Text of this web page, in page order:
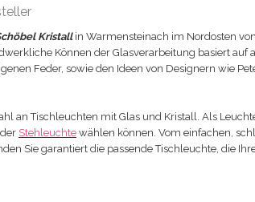
Kristallin Warmensteinach im Nordosten
Können der Glasverarbeitung basiert
Feder, sowie den Ideen von Designern wie
an Tischleuchten mit Glas und Kristall. Als
Stehleuchte wählen können. Vom einfachen,
Sie garantiert die passende Tischleuchte, die